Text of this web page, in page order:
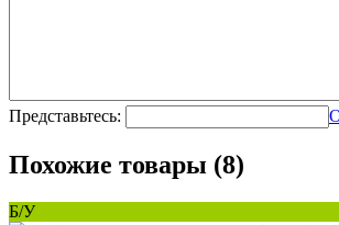
Представьтесь:
Похожие товары (8)
Б/У